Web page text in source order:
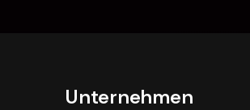
Unternehmen